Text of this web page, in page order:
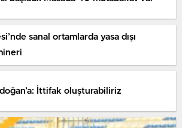
sanal ortamlarda yasa dışı
İttifak oluşturabiliriz